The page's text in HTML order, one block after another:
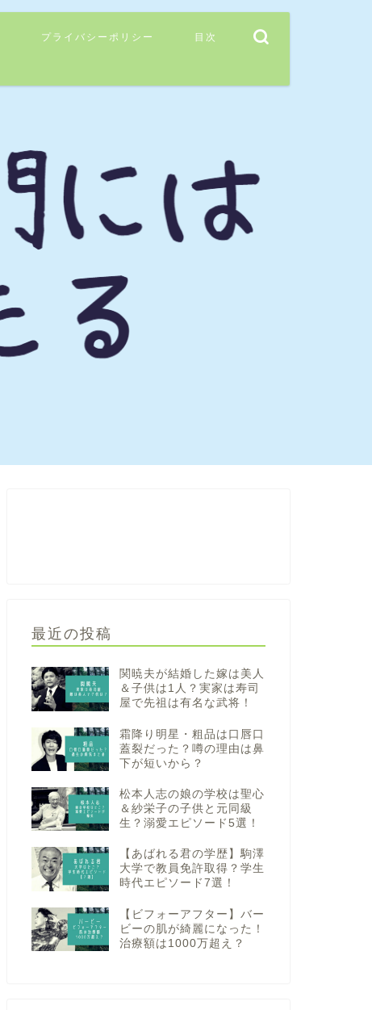
プライバシーポリシー 目次
最近の投稿
関暁夫が結婚した嫁は美人
＆子供は1人？実家は寿司
屋で先祖は有名な武将！
霜降り明星・粗品は口唇口
蓋裂だった？噂の理由は鼻
下が短いから？
松本人志の娘の学校は聖心
＆紗栄子の子供と元同級
生？溺愛エピソード5選！
【あばれる君の学歴】駒澤
大学で教員免許取得？学生
時代エピソード7選！
【ビフォーアフター】バー
ビーの肌が綺麗になった！
治療額は1000万超え？